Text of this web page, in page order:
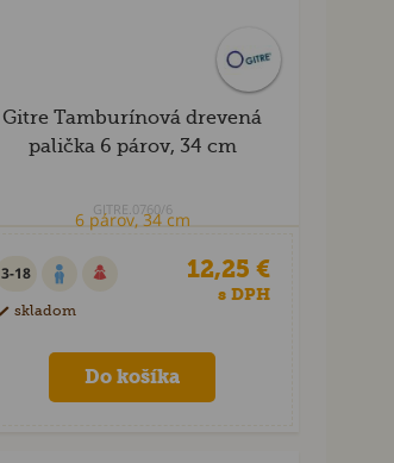
Gitre Tamburínová drevená
palička 6 párov, 34 cm
GITRE.0760/6
3-18
skladom
12,25 €
s DPH